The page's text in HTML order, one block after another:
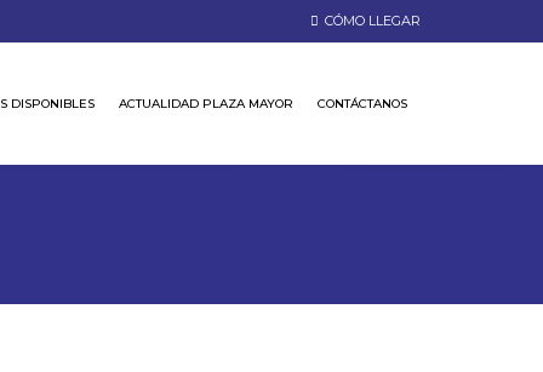
CÓMO LLEGAR
DISPONIBLES ACTUALIDAD PLAZA MAYOR CONTÁCTANOS